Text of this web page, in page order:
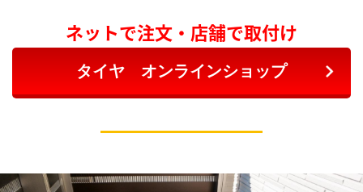
ネットで注文・店舗で取付け
タイヤ オンラインショップ